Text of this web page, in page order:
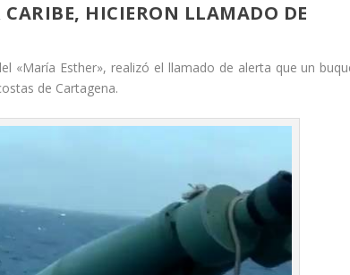
HICIERON LLAMADO DE
«María Esther», realizó el llamado de alerta que un
de Cartagena.